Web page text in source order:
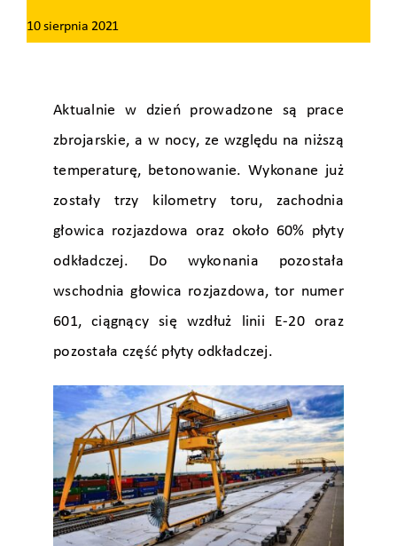
10 sierpnia 2021
Aktualnie w dzień prowadzone są prace
zbrojarskie, a w nocy, ze względu na niższą
temperaturę, betonowanie. Wykonane już
zostały trzy kilometry toru, zachodnia
głowica rozjazdowa oraz około 60% płyty
odkładczej. Do wykonania pozostała
wschodnia głowica rozjazdowa, tor numer
601, ciągnący się wzdłuż linii E-20 oraz
pozostała część płyty odkładczej.